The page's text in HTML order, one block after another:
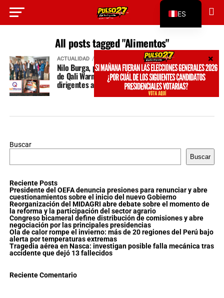
All posts tagged "Alimentos"
ACTUALIDAD
Nilo Burga, propietario de Frigoinca y proveedor
de Qali Warma, habría mantenido nexos con
dirigentes apristas
Buscar
Buscar
Reciente Posts
Presidente del OEFA denuncia presiones para renunciar y abre
cuestionamientos sobre el inicio del nuevo Gobierno
Reorganización del MIDAGRI abre debate sobre el momento de
la reforma y la participación del sector agrario
Congreso bicameral define distribución de comisiones y abre
negociación por las principales presidencias
Ola de calor rompe el invierno: más de 20 regiones del Perú bajo
alerta por temperaturas extremas
Tragedia aérea en Nasca: investigan posible falla mecánica tras
accidente que dejó 13 fallecidos
Reciente Comentario
ES
EN